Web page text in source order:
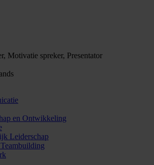
Motivatie spreker, Presentator
en Ontwikkeling
Leiderschap